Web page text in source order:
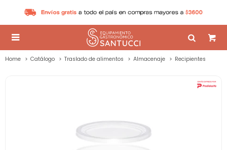

Home Catálogo Traslado de alimentos Almacenaje Recipientes